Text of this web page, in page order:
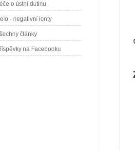
o ústní dutinu
- negativní ionty
články
na Facebooku